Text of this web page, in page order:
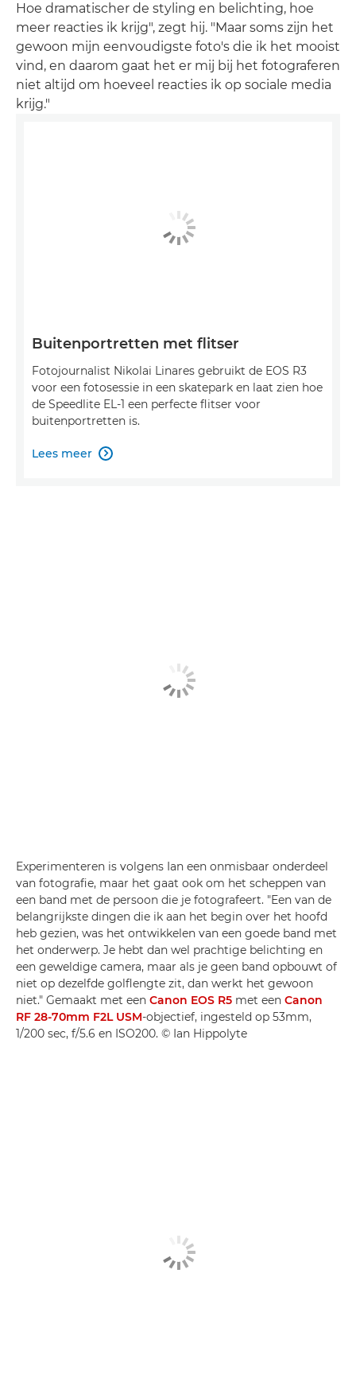
Hoe dramatischer de styling en belichting, hoe
meer reacties ik krijg", zegt hij. "Maar soms zijn het
gewoon mijn eenvoudigste foto's die ik het mooist
vind, en daarom gaat het er mij bij het fotograferen
niet altijd om hoeveel reacties ik op sociale media
krijg."
Buitenportretten met flitser
Fotojournalist Nikolai Linares gebruikt de EOS R3
voor een fotosessie in een skatepark en laat zien hoe
de Speedlite EL-1 een perfecte flitser voor
buitenportretten is.
Lees meer 
Experimenteren is volgens Ian een onmisbaar onderdeel
van fotografie, maar het gaat ook om het scheppen van
een band met de persoon die je fotografeert. "Een van de
belangrijkste dingen die ik aan het begin over het hoofd
heb gezien, was het ontwikkelen van een goede band met
het onderwerp. Je hebt dan wel prachtige belichting en
een geweldige camera, maar als je geen band opbouwt of
niet op dezelfde golflengte zit, dan werkt het gewoon
niet." Gemaakt met een Canon EOS R5 met een Canon
RF 28-70mm F2L USM-objectief, ingesteld op 53mm,
1/200 sec, f/5.6 en ISO200. © Ian Hippolyte